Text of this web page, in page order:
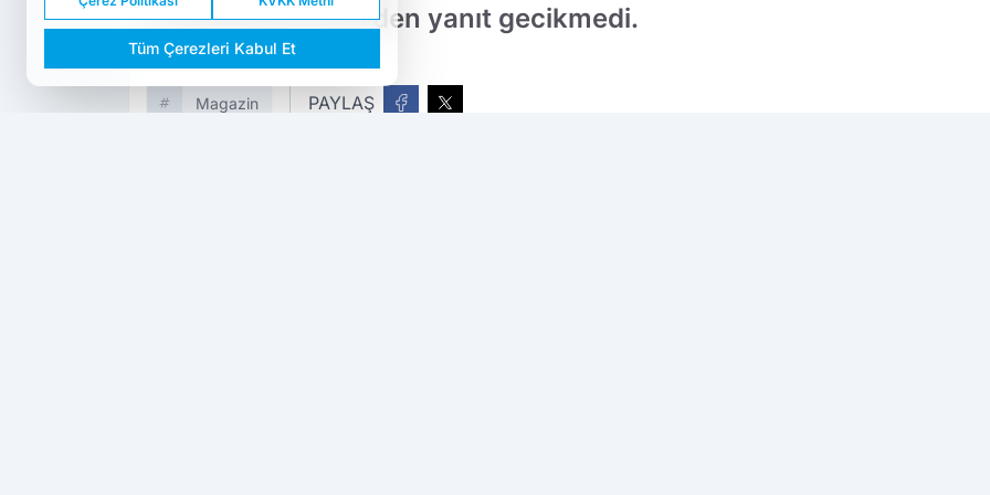
ve Fahriye Evcen'den yanıt gecikmedi.
Magazin PAYLAŞ
Tüm Çerezleri Kabul Et